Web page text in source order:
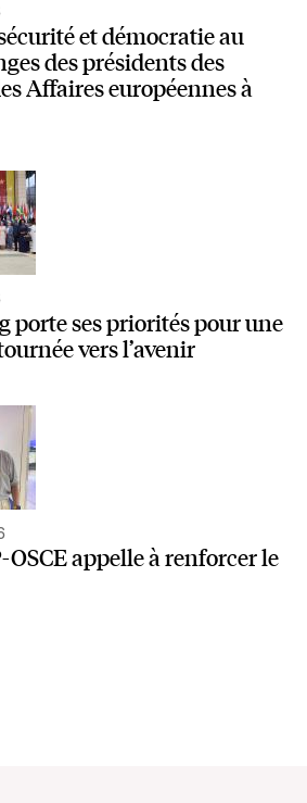
et démocratie au
des présidents des
Affaires européennes à
porte ses priorités pour une
vers l’avenir
OSCE appelle à renforcer le